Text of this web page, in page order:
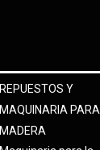
REPUESTOS Y
MAQUINARIA PARA
MADERA